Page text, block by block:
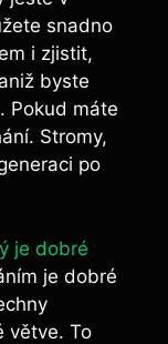
snadno
i zjistit,
byste
Pokud máte
Stromy,
po
je dobré
je dobré
větve. To